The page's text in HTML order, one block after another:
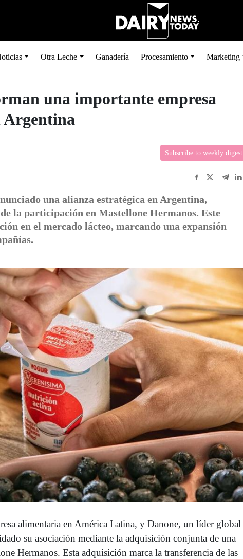
Otra Leche Ganadería Procesamiento Marketing
una importante empresa
Argentina
Subscribe to weekly digest
una alianza estratégica en Argentina,
la participación en Mastellone Hermanos. Este
en el mercado lácteo, marcando una expansión
alimentaria en América Latina, y Danone, un líder global
su asociación mediante la adquisición conjunta de una
Hermanos. Esta adquisición marca la transferencia de las